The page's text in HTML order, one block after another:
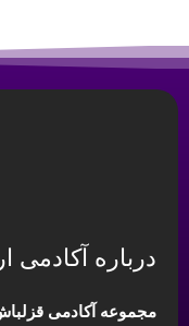
درباره آکادمی
مجموعه آکادمی